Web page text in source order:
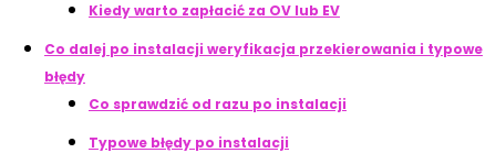
Kiedy warto zapłacić za OV lub EV
Co dalej po instalacji weryfikacja przekierowania i typowe
błędy
Co sprawdzić od razu po instalacji
Typowe błędy po instalacji